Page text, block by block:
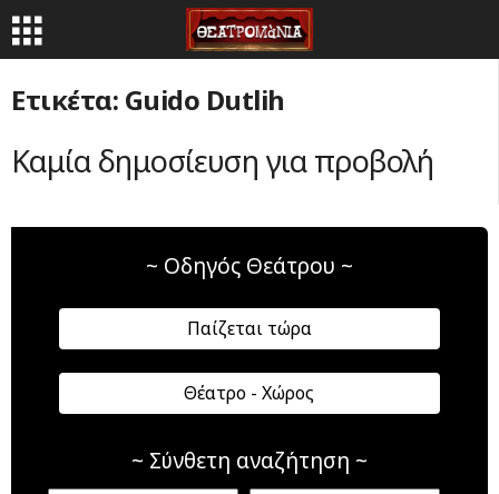
Ετικέτα: Guido Dutlih
Καμία δημοσίευση για προβολή
~ Οδηγός Θεάτρου ~
Παίζεται τώρα
Θέατρο - Χώρος
~ Σύνθετη αναζήτηση ~